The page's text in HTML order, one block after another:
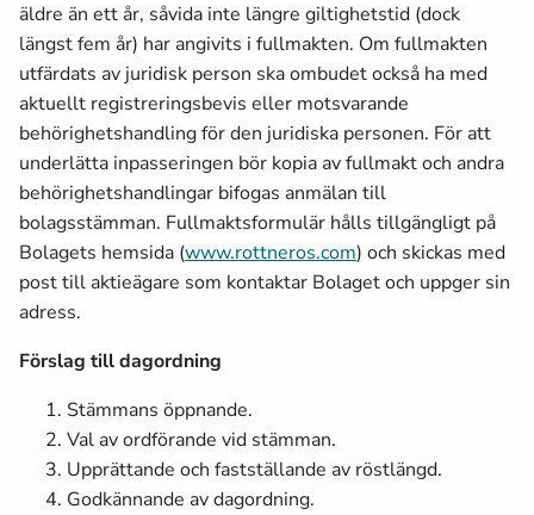
äldre än ett år, såvida inte längre giltighetstid (dock
längst fem år) har angivits i fullmakten. Om fullmakten
utfärdats av juridisk person ska ombudet också ha med
aktuellt registreringsbevis eller motsvarande
behörighetshandling för den juridiska personen. För att
underlätta inpasseringen bör kopia av fullmakt och andra
behörighetshandlingar bifogas anmälan till
bolagsstämman. Fullmaktsformulär hålls tillgängligt på
Bolagets hemsida (www.rottneros.com) och skickas med
post till aktieägare som kontaktar Bolaget och uppger sin
adress.
Förslag till dagordning
Stämmans öppnande.
Val av ordförande vid stämman.
Upprättande och fastställande av röstlängd.
Godkännande av dagordning.